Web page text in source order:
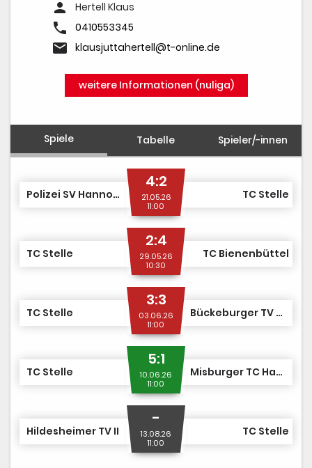
person Hertell Klaus
phone 0410553345
email klausjuttahertell@t-online.de
weitere Informationen (nuliga)
Spiele Tabelle Spieler/-innen
Polizei SV Hannover
4:2
21.05.26
11:00
TC Stelle
TC Stelle
2:4
29.05.26
10:30
TC Bienenbüttel
TC Stelle
3:3
03.06.26
11:00
Bückeburger TV WRB
TC Stelle
5:1
10.06.26
11:00
Misburger TC Hannover II
Hildesheimer TV II
-
13.08.26
11:00
TC Stelle